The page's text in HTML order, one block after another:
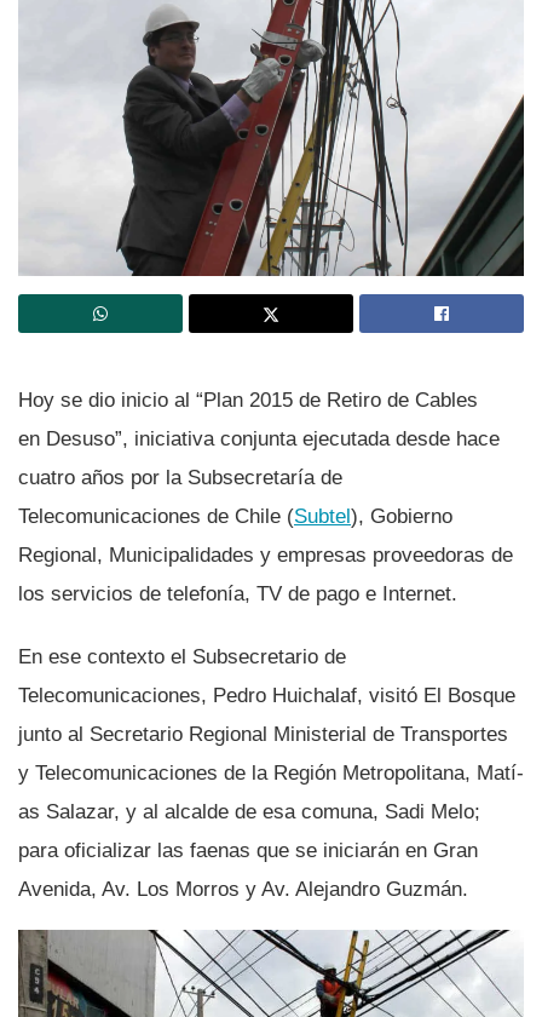
Hoy se dio inicio al “Plan 2015 de Retiro de Cables
en Desuso”, iniciativa conjunta ejecutada desde hace
cuatro años por la Subsecretarí­a de
Telecomunicaciones de Chile (Subtel), Gobierno
Regional, Municipalidades y empresas proveedoras de
los servicios de telefoní­a, TV de pago e Internet.
En ese contexto el Subsecretario de
Telecomunicaciones, Pedro Huichalaf, visitó El Bosque
junto al Secretario Regional Ministerial de Transportes
y Telecomunicaciones de la Región Metropolitana, Matí­
as Salazar, y al alcalde de esa comuna, Sadi Melo;
para oficializar las faenas que se iniciarán en Gran
Avenida, Av. Los Morros y Av. Alejandro Guzmán.